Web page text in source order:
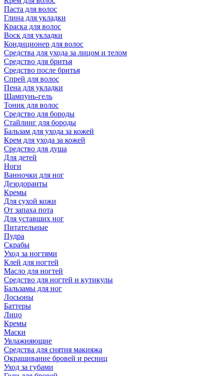
Паста для волос
Глина для укладки
Краска для волос
Воск для укладки
Кондиционер для волос
Средства для ухода за лицом и телом
Средство для бритья
Средство после бритья
Спрей для волос
Пена для укладки
Шампунь-гель
Тоник для волос
Средство для бороды
Стайлинг для бороды
Бальзам для ухода за кожей
Крем для ухода за кожей
Средство для душа
Для детей
Ноги
Ванночки для ног
Дезодоранты
Кремы
Для сухой кожи
От запаха пота
Для уставших ног
Питательные
Пудра
Скрабы
Уход за ногтями
Клей для ногтей
Масло для ногтей
Средство для ногтей и кутикулы
Бальзамы для ног
Лосьоны
Баттеры
Лицо
Кремы
Маски
Увлажняющие
Средства для снятия макияжа
Окрашивание бровей и ресниц
Уход за губами